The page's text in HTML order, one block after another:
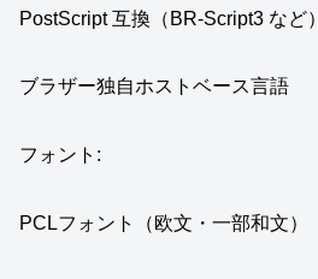
PostScript 互換（BR-Script3 など）
ブラザー独自ホストベース言語
フォント:
PCLフォント（欧文・一部和文）